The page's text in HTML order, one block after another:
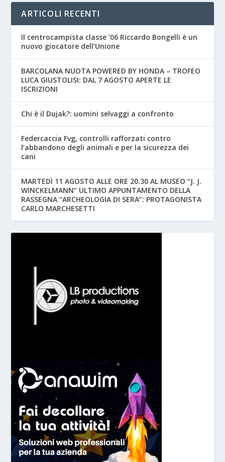
ARTICOLI RECENTI
Il centrocampista classe ’06 Riccardo Bongelli è un
nuovo giocatore dell’Unione
BARCOLANA NUOTA POWERED BY HONDA – TROFEO
LUCA GIUSTOLISI: DAL 7 AGOSTO APERTE LE
ISCRIZIONI
Chi è il Dujak?: uomini selvaggi a confronto
Federcaccia Fvg, controlli rafforzati contro
l’abbandono degli animali e per la sicurezza dei
cani
MARTEDÌ 11 AGOSTO ALLE ORE 20.30 AL MUSEO “J. J.
WINCKELMANN” ULTIMO APPUNTAMENTO DELLA
RASSEGNA “ARCHEOLOGIA DI SERA”: PROTAGONISTA
CARLO MARCHESETTI